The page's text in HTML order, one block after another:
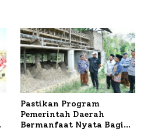
Pastikan Program
Pemerintah Daerah
Bermanfaat Nyata Bagi